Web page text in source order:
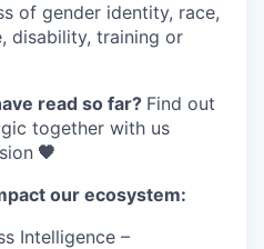
of gender identity, race,
disability, training or
read so far? Find out
together with us
🧡
our ecosystem:
Intelligence –